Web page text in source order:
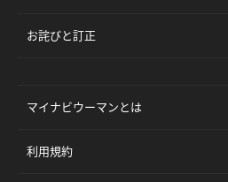
お詫びと訂正
マイナビウーマンとは
利用規約